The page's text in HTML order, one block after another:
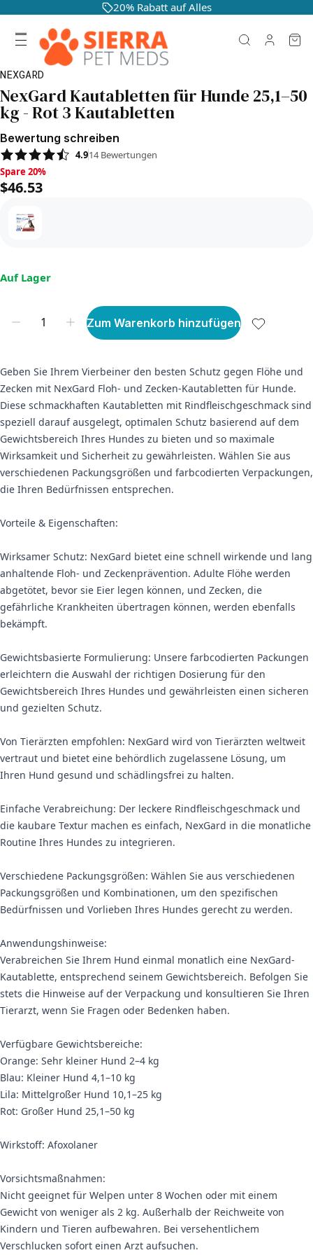
20% Rabatt auf Alles
NEXGARD
NexGard Kautabletten für Hunde 25,1–50
kg - Rot 3 Kautabletten
Bewertung schreiben
4.914 Bewertungen
Spare 20%, $46.53
Spare 20%
$46.53
Auf Lager
Zum Warenkorb hinzufügen
Geben Sie Ihrem Vierbeiner den besten Schutz gegen Flöhe und
Zecken mit NexGard Floh- und Zecken-Kautabletten für Hunde.
Diese schmackhaften Kautabletten mit Rindfleischgeschmack sind
speziell darauf ausgelegt, optimalen Schutz basierend auf dem
Gewichtsbereich Ihres Hundes zu bieten und so maximale
Wirksamkeit und Sicherheit zu gewährleisten. Wählen Sie aus
verschiedenen Packungsgrößen und farbcodierten Verpackungen,
die Ihren Bedürfnissen entsprechen.
Vorteile & Eigenschaften:
Wirksamer Schutz: NexGard bietet eine schnell wirkende und lang
anhaltende Floh- und Zeckenprävention. Adulte Flöhe werden
abgetötet, bevor sie Eier legen können, und Zecken, die
gefährliche Krankheiten übertragen können, werden ebenfalls
bekämpft.
Gewichtsbasierte Formulierung: Unsere farbcodierten Packungen
erleichtern die Auswahl der richtigen Dosierung für den
Gewichtsbereich Ihres Hundes und gewährleisten einen sicheren
und gezielten Schutz.
Von Tierärzten empfohlen: NexGard wird von Tierärzten weltweit
vertraut und bietet eine behördlich zugelassene Lösung, um
Ihren Hund gesund und schädlingsfrei zu halten.
Einfache Verabreichung: Der leckere Rindfleischgeschmack und
die kaubare Textur machen es einfach, NexGard in die monatliche
Routine Ihres Hundes zu integrieren.
Verschiedene Packungsgrößen: Wählen Sie aus verschiedenen
Packungsgrößen und Kombinationen, um den spezifischen
Bedürfnissen und Vorlieben Ihres Hundes gerecht zu werden.
Anwendungshinweise:
Verabreichen Sie Ihrem Hund einmal monatlich eine NexGard-
Kautablette, entsprechend seinem Gewichtsbereich. Befolgen Sie
stets die Hinweise auf der Verpackung und konsultieren Sie Ihren
Tierarzt, wenn Sie Fragen oder Bedenken haben.
Verfügbare Gewichtsbereiche:
Orange: Sehr kleiner Hund 2–4 kg
Blau: Kleiner Hund 4,1–10 kg
Lila: Mittelgroßer Hund 10,1–25 kg
Rot: Großer Hund 25,1–50 kg
Wirkstoff: Afoxolaner
Vorsichtsmaßnahmen:
Nicht geeignet für Welpen unter 8 Wochen oder mit einem
Gewicht von weniger als 2 kg. Außerhalb der Reichweite von
Kindern und Tieren aufbewahren. Bei versehentlichem
Verschlucken sofort einen Arzt aufsuchen.